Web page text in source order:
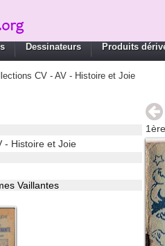
Dessinateurs Produits
CV - AV - Histoire et Joie
- Histoire et Joie
Vaillantes